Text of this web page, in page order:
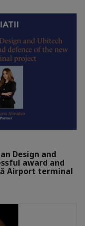
Design and
award and
Airport terminal